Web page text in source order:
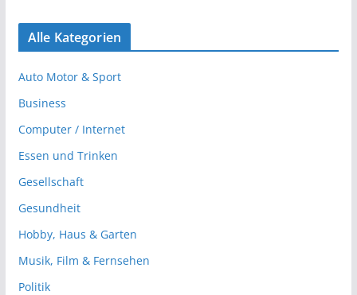
Alle Kategorien
Auto Motor & Sport
Business
Computer / Internet
Essen und Trinken
Gesellschaft
Gesundheit
Hobby, Haus & Garten
Musik, Film & Fernsehen
Politik